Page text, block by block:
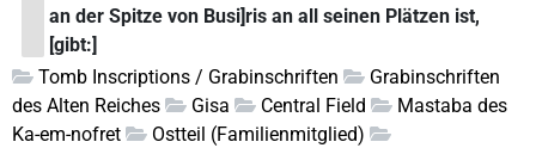
an der Spitze von Busi]ris an all seinen Plätzen ist,
[gibt:]
Tomb Inscriptions / Grabinschriften
Grabinschriften
des Alten Reiches
Gisa Central Field
Mastaba des
Ka-em-nofret
Ostteil (Familienmitglied)